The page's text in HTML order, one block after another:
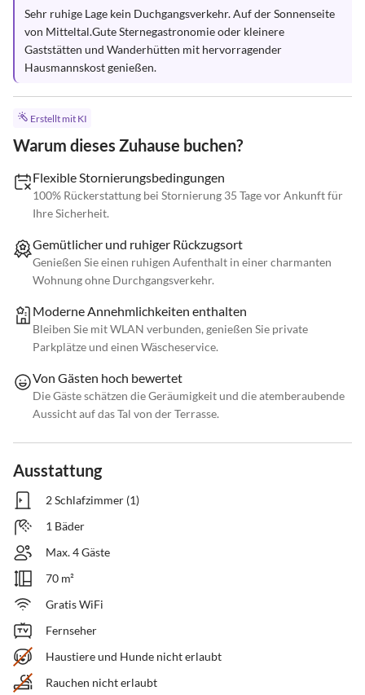
Sehr ruhige Lage kein Duchgangsverkehr. Auf der Sonnenseite
von Mitteltal.Gute Sternegastronomie oder kleinere
Gaststätten und Wanderhütten mit hervorragender
Hausmannskost genießen.
Erstellt mit KI
Warum dieses Zuhause buchen?
Flexible Stornierungsbedingungen
100% Rückerstattung bei Stornierung 35 Tage vor Ankunft für
Ihre Sicherheit.
Gemütlicher und ruhiger Rückzugsort
Genießen Sie einen ruhigen Aufenthalt in einer charmanten
Wohnung ohne Durchgangsverkehr.
Moderne Annehmlichkeiten enthalten
Bleiben Sie mit WLAN verbunden, genießen Sie private
Parkplätze und einen Wäscheservice.
Von Gästen hoch bewertet
Die Gäste schätzen die Geräumigkeit und die atemberaubende
Aussicht auf das Tal von der Terrasse.
Ausstattung
2 Schlafzimmer (1)
1 Bäder
Max. 4 Gäste
70 m²
Gratis WiFi
Fernseher
Haustiere und Hunde nicht erlaubt
Rauchen nicht erlaubt